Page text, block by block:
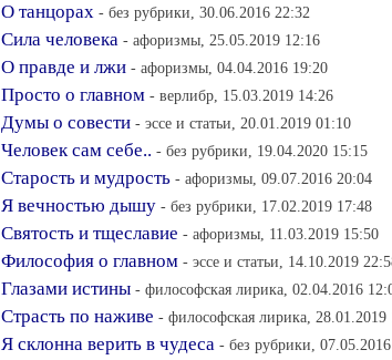
О танцорах - без рубрики, 30.06.2016 22:32
Сила человека - афоризмы, 25.05.2019 12:16
О правде и лжи - афоризмы, 04.04.2016 19:20
Просто о главном - верлибр, 15.03.2019 14:26
Думы о совести - эссе и статьи, 20.01.2019 01:10
Человек сам себе.. - без рубрики, 19.04.2020 15:15
Старость и мудрость - афоризмы, 09.07.2016 20:04
Я вечностью дышу - без рубрики, 17.02.2019 17:48
Святость и тщеславие - афоризмы, 11.03.2019 15:50
Философия о главном - эссе и статьи, 14.10.2019
Глазами истины - философская лирика, 02.04.2016
Страсть по наживе - философская лирика, 28.01.2019
Я склонна верить в чудеса - без рубрики,